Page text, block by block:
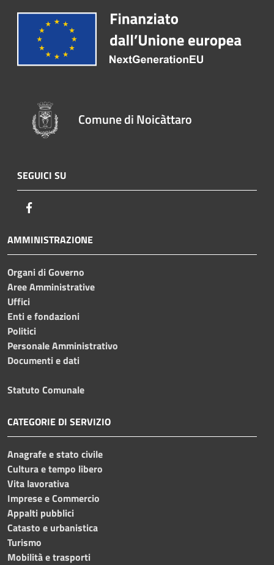
Comune di Noicàttaro
SEGUICI SU
AMMINISTRAZIONE
Organi di Governo
Aree Amministrative
Uffici
Enti e fondazioni
Politici
Personale Amministrativo
Documenti e dati
Statuto Comunale
CATEGORIE DI SERVIZIO
Anagrafe e stato civile
Cultura e tempo libero
Vita lavorativa
Imprese e Commercio
Appalti pubblici
Catasto e urbanistica
Turismo
Mobilità e trasporti